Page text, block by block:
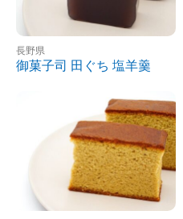
長野県
御菓子司 田ぐち 塩羊羹